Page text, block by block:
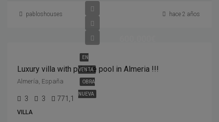
pabloshouses hace 2 años
EN
VENTA
OBRA
NUEVA
Luxury villa with private pool in Almeria !!!
Almería, España
3 3 771,1
VILLA